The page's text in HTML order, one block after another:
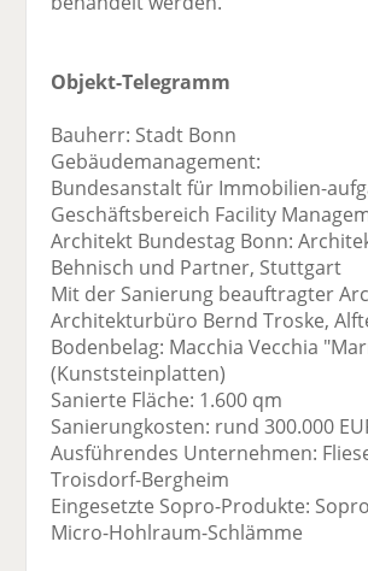
Objekt-Telegramm
Bauherr: Stadt Bonn
Gebäudemanagement:
Bundesanstalt für Immobilien-
Geschäftsbereich Facility
Architekt Bundestag Bonn:
Behnisch und Partner, Stuttgart
Mit der Sanierung beauftragter
Architekturbüro Bernd Troske,
Bodenbelag: Macchia Vecchia
(Kunststeinplatten)
Sanierte Fläche: 1.600 qm
Sanierungkosten: rund 300.000
Ausführendes Unternehmen:
Troisdorf-Bergheim
Eingesetzte Sopro-Produkte:
Micro-Hohlraum-Schlämme